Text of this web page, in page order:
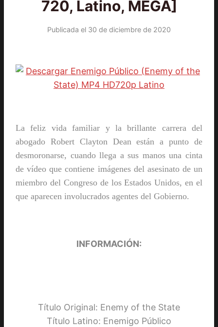
720, Latino, MEGA]
Publicada el 30 de diciembre de 2020
La feliz vida familiar y la brillante carrera del
abogado Robert Clayton Dean están a punto de
desmoronarse, cuando llega a sus manos una cinta
de vídeo que contiene imágenes del asesinato de un
miembro del Congreso de los Estados Unidos, en el
que aparecen involucrados agentes del Gobierno.
INFORMACIÓN:
Título Original: Enemy of the State
Título Latino: Enemigo Público